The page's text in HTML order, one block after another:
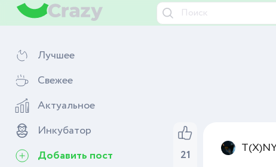
Лучшее
Свежее
Актуальное
Инкубатор
Добавить пост
21